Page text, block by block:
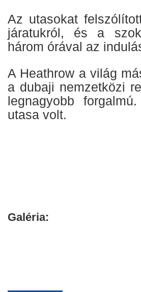
Az utasokat
járatukról, és a
három órával az
A Heathrow a világ
a dubaji nemzetközi
legnagyobb
utasa volt.
Galéria: